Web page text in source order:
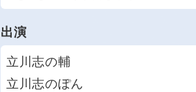
出演
立川志の輔
立川志のぽん